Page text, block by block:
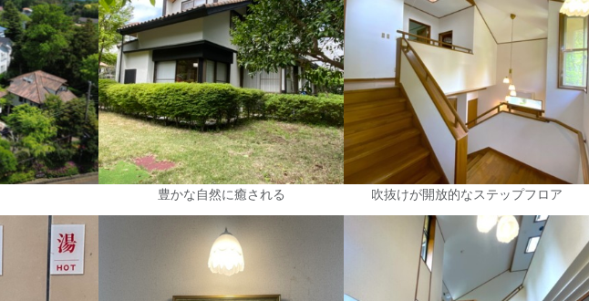
豊かな自然に癒される 吹抜けが開放的なステップフロア